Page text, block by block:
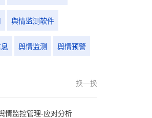
舆情监测软件
舆情监测 舆情预警
换一换
情监控管理-应对分析